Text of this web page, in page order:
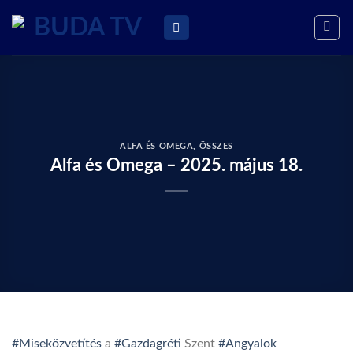
ALFA ÉS OMEGA ÖSSZES
Alfa és Omega – 2025. május 18.
#Miseközvetítés a #Gazdagréti Szent #Angyalok